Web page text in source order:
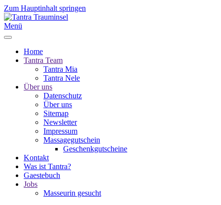
Zum Hauptinhalt springen
Menü
Home
Tantra Team
Tantra Mia
Tantra Nele
Über uns
Datenschutz
Über uns
Sitemap
Newsletter
Impressum
Massagegutschein
Geschenkgutscheine
Kontakt
Was ist Tantra?
Gaestebuch
Jobs
Masseurin gesucht